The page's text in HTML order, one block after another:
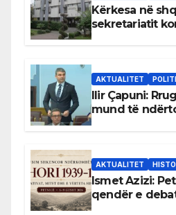
Kërkesa në
sekretariatit
AKTUALITET
Ilir Çapuni:
mund të
AKTUALITET
Ismet Azizi:
qendër e